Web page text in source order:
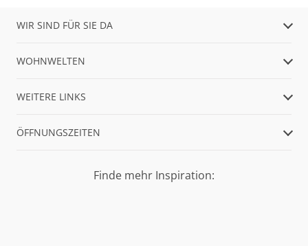
WIR SIND FÜR SIE DA
WOHNWELTEN
WEITERE LINKS
ÖFFNUNGSZEITEN
Finde mehr Inspiration: